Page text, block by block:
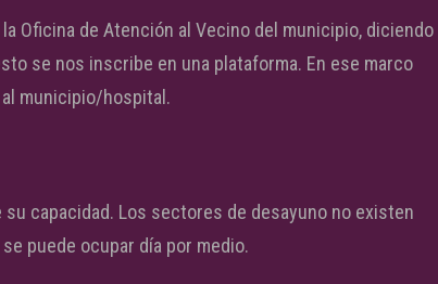
Oficina de Atención al Vecino del municipio, diciendo
se nos inscribe en una plataforma. En ese marco
municipio/hospital.
capacidad. Los sectores de desayuno no existen
puede ocupar día por medio.